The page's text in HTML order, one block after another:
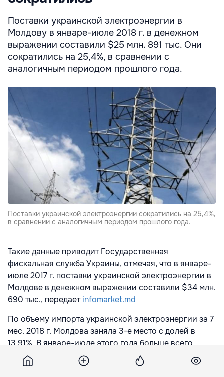
Поставки украинской электроэнергии в
Молдову в январе-июле 2018 г. в денежном
выражении составили $25 млн. 891 тыс. Они
сократились на 25,4%, в сравнении с
аналогичным периодом прошлого года.
Поставки украинской электроэнергии сократились на 25,4%,
в сравнении с аналогичным периодом прошлого года.
Такие данные приводит Государственная
фискальная служба Украины, отмечая, что в январе-
июле 2017 г. поставки украинской электроэнергии в
Молдове в денежном выражении составили $34 млн.
690 тыс., передаетinfomarket.md
По объему импорта украинской электроэнергии за 7
мес. 2018 г. Молдова заняла 3-е место с долей в
13,91%. В январе-июле этого года больше всего
украинской электроэнергии закупила Венгрия, куда
было поставлено электричества на сумму $112,5 млн.